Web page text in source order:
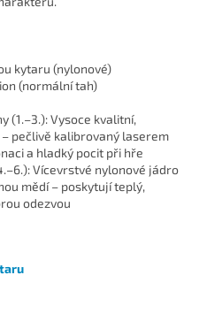
kytaru (nylonové)
(normální tah)
(1.–3.): Vysoce kvalitní,
pečlivě kalibrovaný laserem
a hladký pocit při hře
Vícevrstvé nylonové jádro
mědí – poskytují teplý,
odezvou